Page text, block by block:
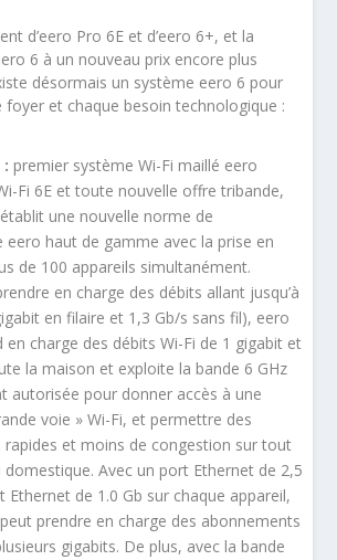
d’eero Pro 6E et d’eero 6+, et la
6 à un nouveau prix encore plus
désormais un système eero 6 pour
foyer et chaque besoin technologique :
premier système Wi-Fi maillé eero
Fi 6E et toute nouvelle offre tribande,
une nouvelle norme de
eero haut de gamme avec la prise en
de 100 appareils simultanément.
en charge des débits allant jusqu’à
en filaire et 1,3 Gb/s sans fil), eero
en charge des débits Wi-Fi de 1 gigabit et
la maison et exploite la bande 6 GHz
autorisée pour donner accès à une
voie » Wi-Fi, et permettre des
rapides et moins de congestion sur tout
Avec un port Ethernet de 2,5
Ethernet de 1.0 Gb sur chaque appareil,
prendre en charge des abonnements
gigabits. De plus, avec la bande